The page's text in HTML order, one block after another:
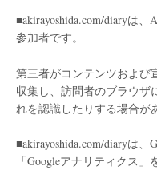
■akirayoshida.com/diaryは
参加者です。
第三者がコンテンツおよび
収集し、訪問者のブラウザ
れを認識したりする場合が
■akirayoshida.com/diaryは
「Googleアナリティクス」